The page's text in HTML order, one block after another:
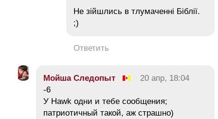
Не зійшлись в тлумаченні Біблії.
;)
Ответить
Мойша Следопыт
20 апр, 18:04
-6
У Hawk одни и тебе сообщения;
патриотичный такой, аж страшно)